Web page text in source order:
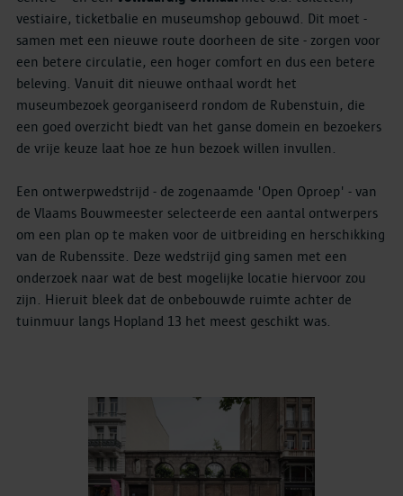
vestiaire, ticketbalie en museumshop gebouwd. Dit moet -
samen met een nieuwe route doorheen de site - zorgen voor
een betere circulatie, een hoger comfort en dus een betere
beleving. Vanuit dit nieuwe onthaal wordt het
museumbezoek georganiseerd rondom de Rubenstuin, die
een goed overzicht biedt van het ganse domein en bezoekers
de vrije keuze laat hoe ze hun bezoek willen invullen.
Een ontwerpwedstrijd - de zogenaamde 'Open Oproep' - van
de Vlaams Bouwmeester selecteerde een aantal ontwerpers
om een plan op te maken voor de uitbreiding en herschikking
van de Rubenssite. Deze wedstrijd ging samen met een
onderzoek naar wat de best mogelijke locatie hiervoor zou
zijn. Hieruit bleek dat de onbebouwde ruimte achter de
tuinmuur langs Hopland 13 het meest geschikt was.